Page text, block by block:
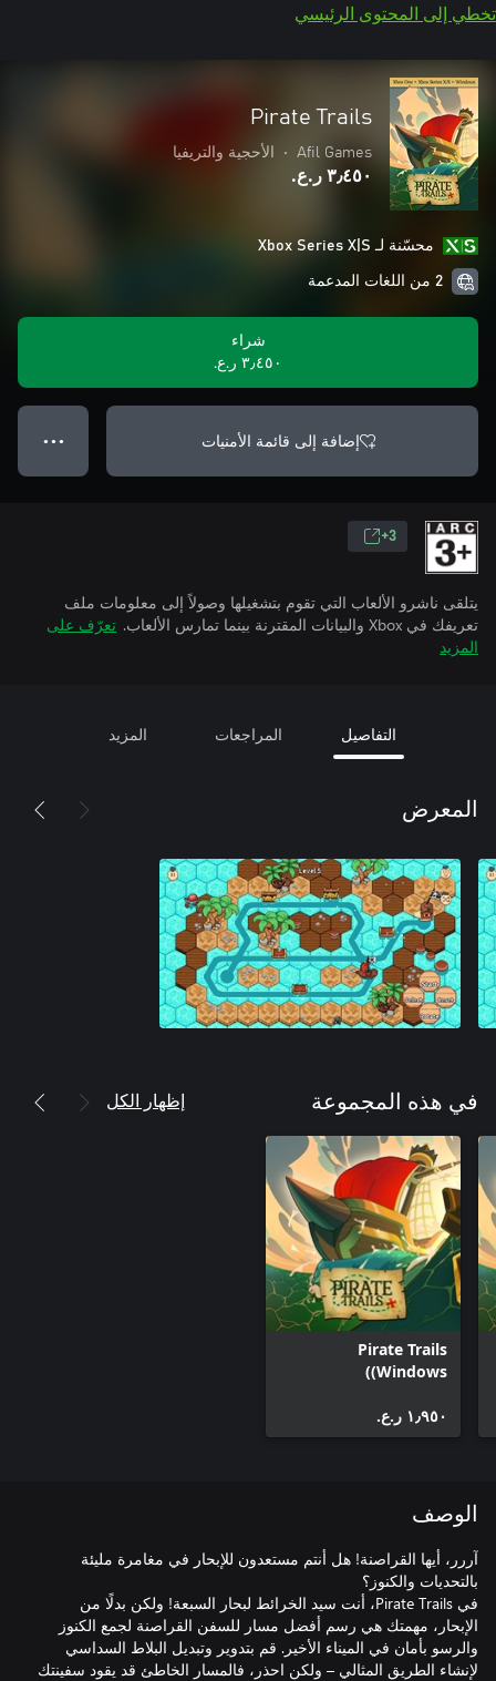
تخطي إلى المحتوى الرئيسي
Pirate Trails
Afil Games
• الأحجية والتريفيا
٣٫٤٥٠ ر.ع.‏
محسّنة لـ Xbox Series X|S
2 من اللغات المدعمة
شراء
٣٫٤٥٠ ر.ع.‏
إضافة إلى قائمة الأمنيات ● ● ●
3+
يتلقى ناشرو الألعاب التي تقوم بتشغيلها وصولاً إلى معلومات ملف
تعريفك في Xbox والبيانات المقترنة بينما تمارس الألعاب.
تعرّف على
المزيد
التفاصيل المراجعات المزيد
المعرض
في هذه المجموعة إظهار الكل
Pirate Trails
(Windows)
١٫٩٥٠ ر.ع.‏
الوصف
آررر، أيها القراصنة! هل أنتم مستعدون للإبحار في مغامرة مليئة
في Pirate Trails، أنت سيد الخرائط لبحار السبعة! ولكن بدلًا من
الإبحار، مهمتك هي رسم أفضل مسار للسفن القراصنة لجمع الكنوز
والرسو بأمان في الميناء الأخير. قم بتدوير وتبديل البلاط السداسي
لإنشاء الطريق المثالي – ولكن احذر، فالمسار الخاطئ قد يقود سفينتك